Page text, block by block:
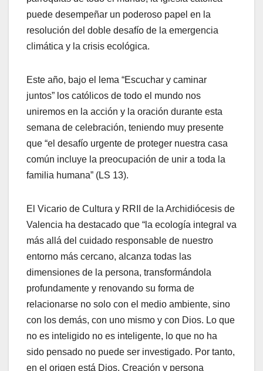
puede desempeñar un poderoso papel en la
resolución del doble desafío de la emergencia
climática y la crisis ecológica.
Este año, bajo el lema “Escuchar y caminar
juntos” los católicos de todo el mundo nos
uniremos en la acción y la oración durante esta
semana de celebración, teniendo muy presente
que “el desafío urgente de proteger nuestra casa
común incluye la preocupación de unir a toda la
familia humana” (LS 13).
El Vicario de Cultura y RRII de la Archidiócesis de
Valencia ha destacado que “la ecología integral va
más allá del cuidado responsable de nuestro
entorno más cercano, alcanza todas las
dimensiones de la persona, transformándola
profundamente y renovando su forma de
relacionarse no solo con el medio ambiente, sino
con los demás, con uno mismo y con Dios. Lo que
no es inteligido no es inteligente, lo que no ha
sido pensado no puede ser investigado. Por tanto,
en el origen está Dios. Creación y persona